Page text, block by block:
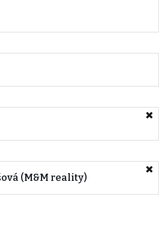
(M&M reality)